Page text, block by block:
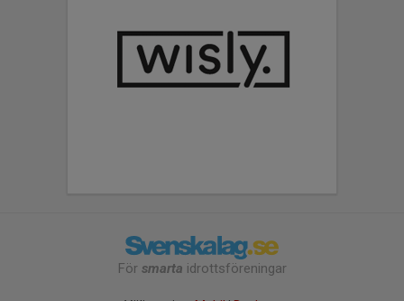
För smarta idrottsföreningar